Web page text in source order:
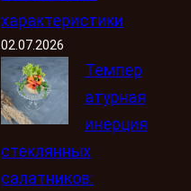
характеристики
02.07.2026
Темпер
атурная
инерция
стеклянных
салатников: